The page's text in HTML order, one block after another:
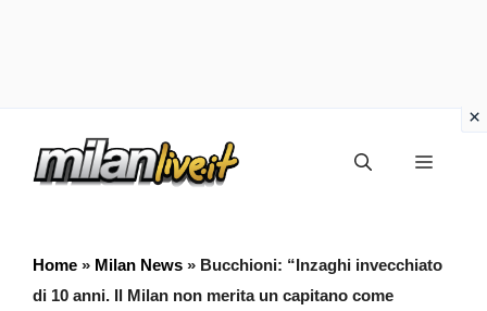
Menu
Home » Milan News » Bucchioni: “Inzaghi invecchiato
di 10 anni. Il Milan non merita un capitano come